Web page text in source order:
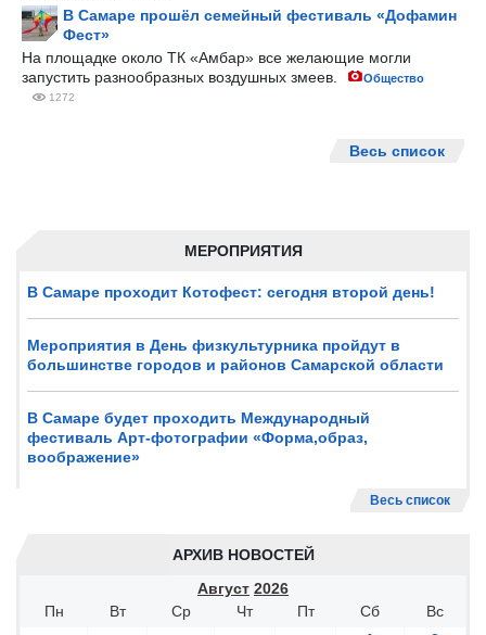
МЕРОПРИЯТИЯ
В Самаре проходит Котофест: сегодня второй день!
Мероприятия в День физкультурника пройдут в
большинстве городов и районов Самарской области
В Самаре будет проходить Международный
фестиваль Арт-фотографии «Форма,образ,
воображение»
Весь список
АРХИВ НОВОСТЕЙ
Август 2026
Пн
Вт Ср Чт Пт Сб
Вс
В Самаре прошёл семейный фестиваль «Дофамин
Фест»
На площадке около ТК «Амбар» все желающие могли
запустить разнообразных воздушных змеев.
Общество
1272
Весь список